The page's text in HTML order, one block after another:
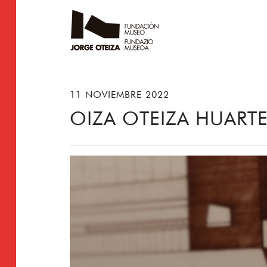
11 NOVIEMBRE 2022
OIZA OTEIZA